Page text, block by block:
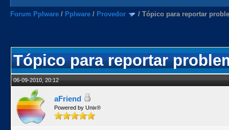
Forum Pplware / Pplware / Provedor / Tópico para reportar
Tópico para reportar
06-09-2010, 20:12
aFriend
Powered by Unix®